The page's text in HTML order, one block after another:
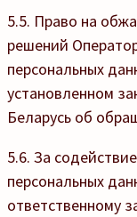
5.5. Право на
решений
персональных
установленном
Беларусь об
5.6. За
персональных
ответственному